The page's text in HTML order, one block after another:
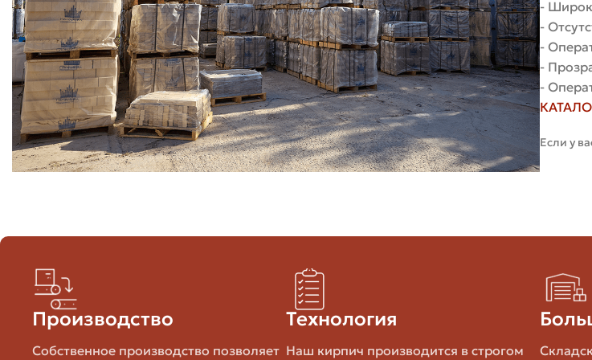
число штук в паллете и объем паллеты;
стоимость доставки на ваш адрес;
условия разгрузки и возможные дополнительные сборы;
скидки при большом заказе и условия оплаты.
Только имея эти данные, вы сможете корректно сравнить предложения. Удобно
стоимость за 1 куб кладки, в зависимости от задач.
Формулы и примеры расчета стоимости
Если у вас есть цена за одну штуку P (в рублях), то стоимость 1 м3 чистого кирпича
Цена за куб = P × N, где N — количество кирпичей в 1 м3 (без раствора). Для стандартного
-
-
-
-
-
Если у
Производство
Собственное производство позволяет
Технология
Наш кирпич производится в строгом